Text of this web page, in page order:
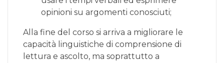
opinioni su argomenti conosciuti;
Alla fine del corso si arriva a migliorare le
capacità linguistiche di comprensione di
lettura e ascolto, ma soprattutto a